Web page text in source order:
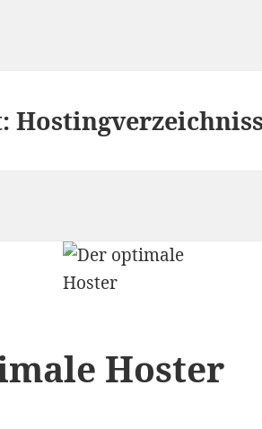
Hoster